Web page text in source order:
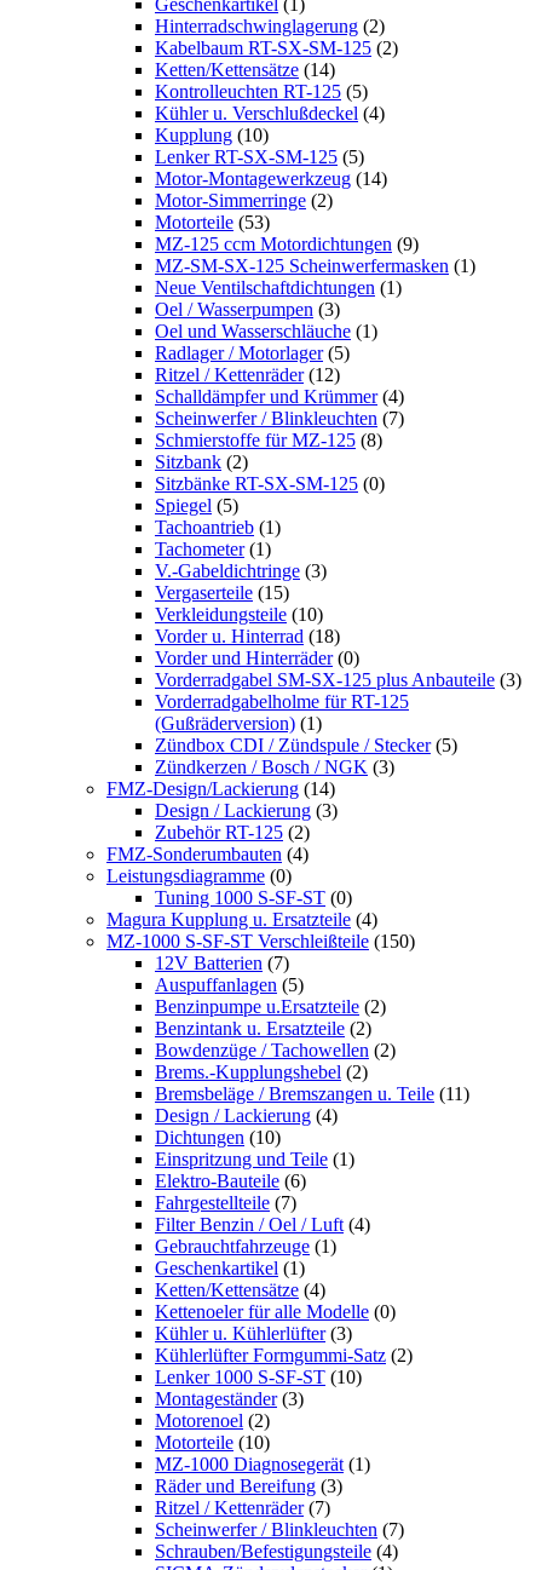
Geschenkartikel (1)
Hinterradschwinglagerung (2)
Kabelbaum RT-SX-SM-125 (2)
Ketten/Kettensätze (14)
Kontrolleuchten RT-125 (5)
Kühler u. Verschlußdeckel (4)
Kupplung (10)
Lenker RT-SX-SM-125 (5)
Motor-Montagewerkzeug (14)
Motor-Simmerringe (2)
Motorteile (53)
MZ-125 ccm Motordichtungen (9)
MZ-SM-SX-125 Scheinwerfermasken (1)
Neue Ventilschaftdichtungen (1)
Oel / Wasserpumpen (3)
Oel und Wasserschläuche (1)
Radlager / Motorlager (5)
Ritzel / Kettenräder (12)
Schalldämpfer und Krümmer (4)
Scheinwerfer / Blinkleuchten (7)
Schmierstoffe für MZ-125 (8)
Sitzbank (2)
Sitzbänke RT-SX-SM-125 (0)
Spiegel (5)
Tachoantrieb (1)
Tachometer (1)
V.-Gabeldichtringe (3)
Vergaserteile (15)
Verkleidungsteile (10)
Vorder u. Hinterrad (18)
Vorder und Hinterräder (0)
Vorderradgabel SM-SX-125 plus Anbauteile (3)
Vorderradgabelholme für RT-125
(Gußräderversion) (1)
Zündbox CDI / Zündspule / Stecker (5)
Zündkerzen / Bosch / NGK (3)
FMZ-Design/Lackierung (14)
Design / Lackierung (3)
Zubehör RT-125 (2)
FMZ-Sonderumbauten (4)
Leistungsdiagramme (0)
Tuning 1000 S-SF-ST (0)
Magura Kupplung u. Ersatzteile (4)
MZ-1000 S-SF-ST Verschleißteile (150)
12V Batterien (7)
Auspuffanlagen (5)
Benzinpumpe u.Ersatzteile (2)
Benzintank u. Ersatzteile (2)
Bowdenzüge / Tachowellen (2)
Brems.-Kupplungshebel (2)
Bremsbeläge / Bremszangen u. Teile (11)
Design / Lackierung (4)
Dichtungen (10)
Einspritzung und Teile (1)
Elektro-Bauteile (6)
Fahrgestellteile (7)
Filter Benzin / Oel / Luft (4)
Gebrauchtfahrzeuge (1)
Geschenkartikel (1)
Ketten/Kettensätze (4)
Kettenoeler für alle Modelle (0)
Kühler u. Kühlerlüfter (3)
Kühlerlüfter Formgummi-Satz (2)
Lenker 1000 S-SF-ST (10)
Montageständer (3)
Motorenoel (2)
Motorteile (10)
MZ-1000 Diagnosegerät (1)
Räder und Bereifung (3)
Ritzel / Kettenräder (7)
Scheinwerfer / Blinkleuchten (7)
Schrauben/Befestigungsteile (4)